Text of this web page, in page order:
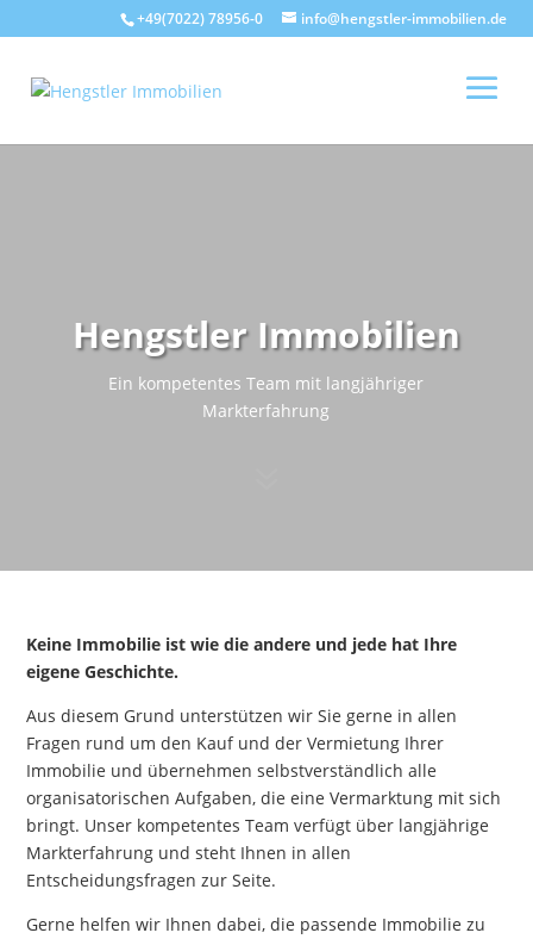
+49(7022) 78956-0 info@hengstler-immobilien.de
Hengstler Immobilien
Ein kompetentes Team mit langjähriger
Markterfahrung
Keine Immobilie ist wie die andere und jede hat Ihre
eigene Geschichte.
Aus diesem Grund unterstützen wir Sie gerne in allen
Fragen rund um den Kauf und der Vermietung Ihrer
Immobilie und übernehmen selbstverständlich alle
organisatorischen Aufgaben, die eine Vermarktung mit sich
bringt. Unser kompetentes Team verfügt über langjährige
Markterfahrung und steht Ihnen in allen
Entscheidungsfragen zur Seite.
Gerne helfen wir Ihnen dabei, die passende Immobilie zu